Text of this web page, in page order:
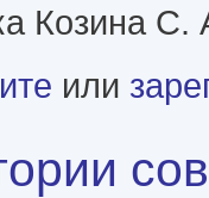
Козина С.
[litres]
или